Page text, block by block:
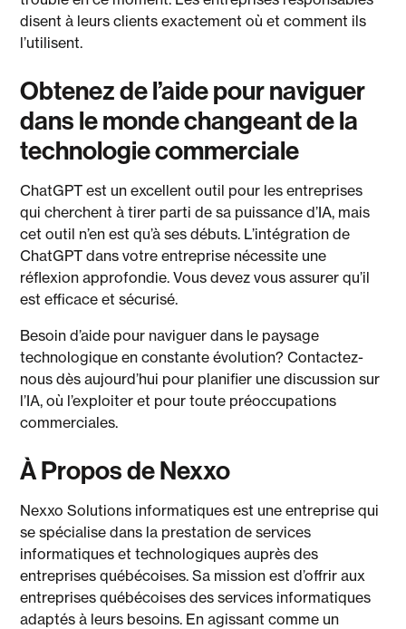
disent à leurs clients exactement où et comment ils
l’utilisent.
Obtenez de l’aide pour naviguer
dans le monde changeant de la
technologie commerciale
ChatGPT est un excellent outil pour les entreprises
qui cherchent à tirer parti de sa puissance d’IA, mais
cet outil n’en est qu’à ses débuts. L’intégration de
ChatGPT dans votre entreprise nécessite une
réflexion approfondie. Vous devez vous assurer qu’il
est efficace et sécurisé.
Besoin d’aide pour naviguer dans le paysage
technologique en constante évolution? Contactez-
nous dès aujourd’hui pour planifier une discussion sur
l’IA, où l’exploiter et pour toute préoccupations
commerciales.
À Propos de Nexxo
Nexxo Solutions informatiques est une entreprise qui
se spécialise dans la prestation de services
informatiques et technologiques auprès des
entreprises québécoises. Sa mission est d’offrir aux
entreprises québécoises des services informatiques
adaptés à leurs besoins. En agissant comme un